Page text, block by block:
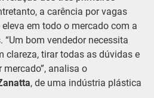
a carência por vagas
em todo o mercado com a
“Um bom vendedor necessita
clareza, tirar todas as dúvidas e
analisa o
, de uma indústria plástica